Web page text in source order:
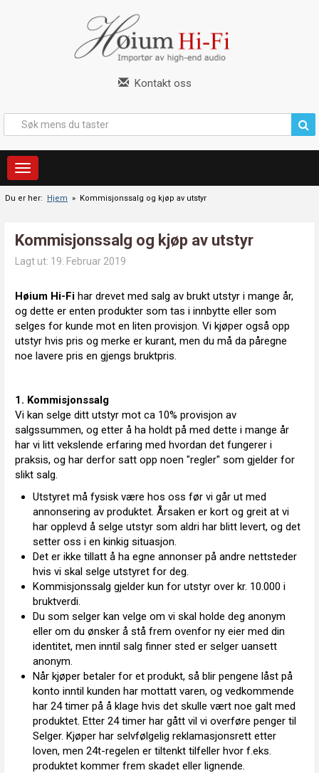
Kontakt oss
Du er her: Hjem » Kommisjonssalg og kjøp av utstyr
Kommisjonssalg og kjøp av utstyr
Lagt ut: 19. Februar 2019
Høium Hi-Fi har drevet med salg av brukt utstyr i mange år,
og dette er enten produkter som tas i innbytte eller som
selges for kunde mot en liten provisjon. Vi kjøper også opp
utstyr hvis pris og merke er kurant, men du må da påregne
noe lavere pris en gjengs bruktpris.
1. Kommisjonssalg
Vi kan selge ditt utstyr mot ca 10% provisjon av
salgssummen, og etter å ha holdt på med dette i mange år
har vi litt vekslende erfaring med hvordan det fungerer i
praksis, og har derfor satt opp noen "regler" som gjelder for
slikt salg.
Utstyret må fysisk være hos oss før vi går ut med
annonsering av produktet. Årsaken er kort og greit at vi
har opplevd å selge utstyr som aldri har blitt levert, og det
setter oss i en kinkig situasjon.
Det er ikke tillatt å ha egne annonser på andre nettsteder
hvis vi skal selge utstyret for deg.
Kommisjonssalg gjelder kun for utstyr over kr. 10.000 i
bruktverdi.
Du som selger kan velge om vi skal holde deg anonym
eller om du ønsker å stå frem ovenfor ny eier med din
identitet, men inntil salg finner sted er selger uansett
anonym.
Når kjøper betaler for et produkt, så blir pengene låst på
konto inntil kunden har mottatt varen, og vedkommende
har 24 timer på å klage hvis det skulle vært noe galt med
produktet. Etter 24 timer har gått vil vi overføre penger til
Selger. Kjøper har selvfølgelig reklamasjonsrett etter
loven, men 24t-regelen er tiltenkt tilfeller hvor f.eks.
produktet kommer frem skadet eller lignende.